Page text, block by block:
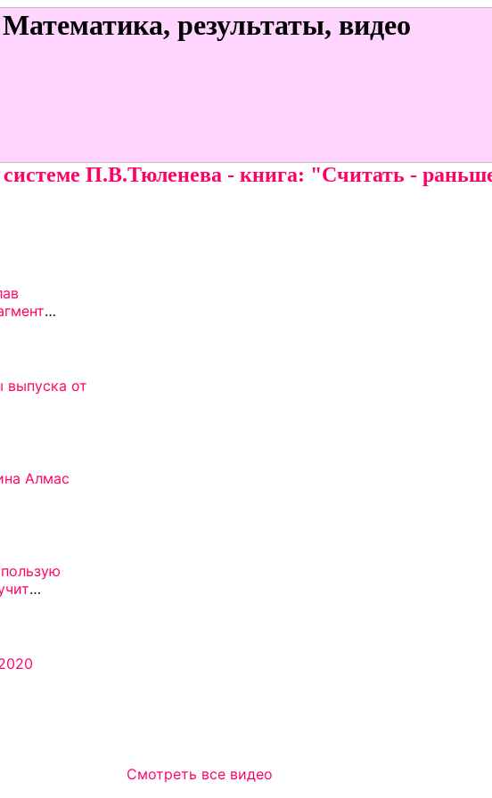
системе П.В.Тюленева - книга: "Считать -
Смотреть все видео